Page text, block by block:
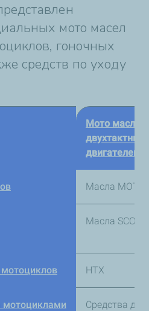
мото масел
гоночных
средств по уходу
Мото масла
двухтактных
двигателей
Масла MOTO
Масла
HTX
мотоциклами
Средства для